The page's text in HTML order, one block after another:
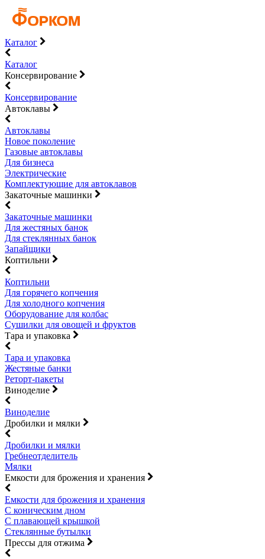
Каталог
Каталог
Консервирование
Консервирование
Автоклавы
Автоклавы
Новое поколение
Газовые автоклавы
Для бизнеса
Электрические
Комплектующие для автоклавов
Закаточные машинки
Закаточные машинки
Для жестяных банок
Для стеклянных банок
Запайщики
Коптильни
Коптильни
Для горячего копчения
Для холодного копчения
Оборудование для колбас
Сушилки для овощей и фруктов
Тара и упаковка
Тара и упаковка
Жестяные банки
Реторт-пакеты
Виноделие
Виноделие
Дробилки и мялки
Дробилки и мялки
Гребнеотделитель
Мялки
Емкости для брожения и хранения
Емкости для брожения и хранения
С коническим дном
С плавающей крышкой
Стеклянные бутылки
Прессы для отжима